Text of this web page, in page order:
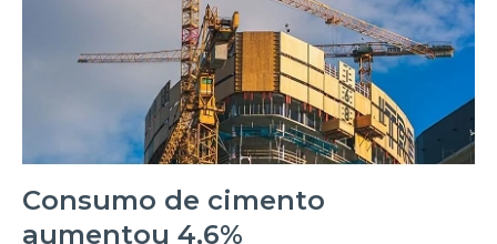
Consumo de cimento
aumentou 4,6%